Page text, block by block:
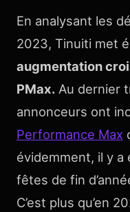
En analysant les
2023, Tinuiti met
augmentation
PMax. Au dernier
annonceurs ont
Performance Max
évidemment, il y a
fêtes de fin
C’est plus qu’en